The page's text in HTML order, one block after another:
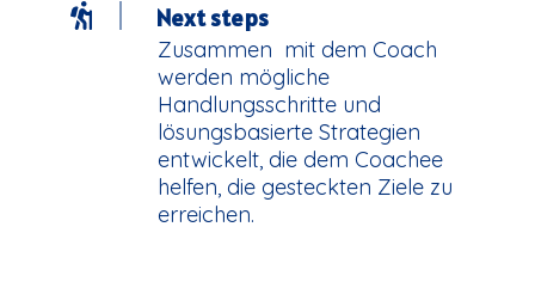
Next steps
Zusammen mit dem Coach
werden mögliche
Handlungsschritte und
lösungsbasierte Strategien
entwickelt, die dem Coachee
helfen, die gesteckten Ziele zu
erreichen.